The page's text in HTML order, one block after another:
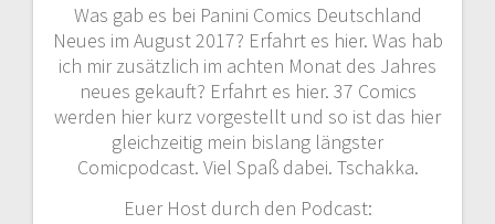
Was gab es bei Panini Comics Deutschland
Neues im August 2017? Erfahrt es hier. Was hab
ich mir zusätzlich im achten Monat des Jahres
neues gekauft? Erfahrt es hier. 37 Comics
werden hier kurz vorgestellt und so ist das hier
gleichzeitig mein bislang längster
Comicpodcast. Viel Spaß dabei. Tschakka.
Euer Host durch den Podcast: